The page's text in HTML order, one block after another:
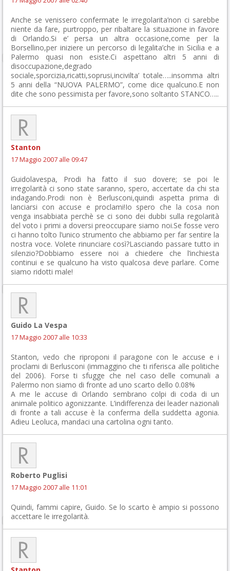
Anche se venissero confermate le irregolarita’non ci sarebbe
niente da fare, purtroppo, per ribaltare la situazione in favore
di Orlando.Si e’ persa un altra occasione,come per la
Borsellino,per iniziere un percorso di legalita’che in Sicilia e a
Palermo quasi non esiste.Ci aspettano altri 5 anni di
disoccupazione,degrado
sociale,sporcizia,ricatti,soprusi,incivilta’ totale…..insomma altri
5 anni della “NUOVA PALERMO”, come dice qualcuno.E non
dite che sono pessimista per favore,sono soltanto STANCO…..
Stanton
17 Maggio 2007 alle 09:47
Guidolavespa, Prodi ha fatto il suo dovere; se poi le
irregolarità ci sono state saranno, spero, accertate da chi sta
indagando.Prodi non è Berlusconi,quindi aspetta prima di
lanciarsi con accuse e proclami!Io spero che la cosa non
venga insabbiata perchè se ci sono dei dubbi sulla regolarità
del voto i primi a doversi preoccupare siamo noi.Se fosse vero
ci hanno tolto l’unico strumento che abbiamo per far sentire la
nostra voce. Volete rinunciare così?Lasciando passare tutto in
silenzio?Dobbiamo essere noi a chiedere che l’inchiesta
continui e se qualcuno ha visto qualcosa deve parlare. Come
siamo ridotti male!
Guido La Vespa
17 Maggio 2007 alle 10:33
Stanton, vedo che riproponi il paragone con le accuse e i
proclami di Berlusconi (immaggino che ti riferisca alle politiche
del 2006). Forse ti sfugge che nel caso delle comunali a
Palermo non siamo di fronte ad uno scarto dello 0.08%
A me le accuse di Orlando sembrano colpi di coda di un
animale politico agonizzante. L’indifferenza dei leader nazionali
di fronte a tali accuse è la conferma della suddetta agonia.
Adieu Leoluca, mandaci una cartolina ogni tanto.
Roberto Puglisi
17 Maggio 2007 alle 11:01
Quindi, fammi capire, Guido. Se lo scarto è ampio si possono
accettare le irregolarità.